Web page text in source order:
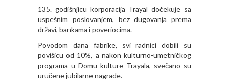
135. godišnjicu korporacija Trayal dočekuje sa
uspešnim poslovanjem, bez dugovanja prema
državi, bankama i poveriocima.
Povodom dana fabrike, svi radnici dobili su
povišicu od 10%, a nakon kulturno-umetničkog
programa u Domu kulture Trayala, svečano su
uručene jubilarne nagrade.